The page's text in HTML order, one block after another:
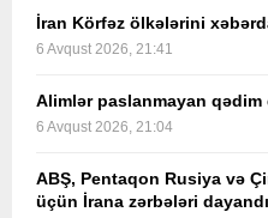
İran Körfəz ölkələrini
6 Avqust 2026, 21:41
Alimlər paslanmayan qədim
6 Avqust 2026, 21:04
ABŞ, Pentaqon Rusiya və
üçün İrana zərbələri